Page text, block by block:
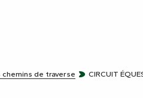
chemins de traverse CIRCUIT